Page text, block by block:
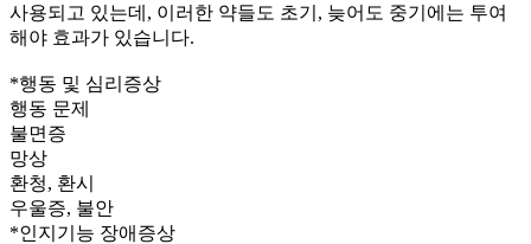
사용되고 있는데, 이러한 약들도 초기, 늦어도 중기에는 투여
해야 효과가 있습니다.
*행동 및 심리증상
행동 문제
불면증
망상
환청, 환시
우울증, 불안
*인지기능 장애증상